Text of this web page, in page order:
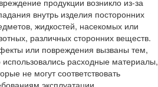
продукции возникло из-за
внутрь изделия посторонних
жидкостей, насекомых или
различных сторонних веществ.
или повреждения вызваны тем,
использовались расходные материалы,
не могут соответствовать
эксплуатации.